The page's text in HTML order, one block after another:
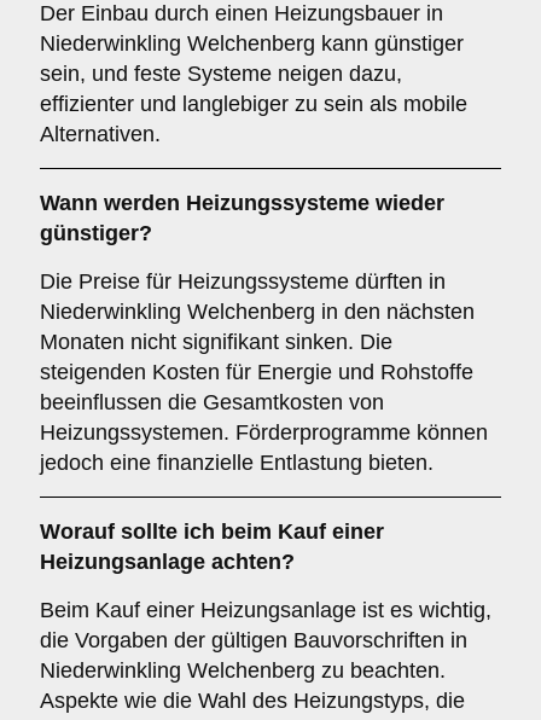
Der Einbau durch einen Heizungsbauer in
Niederwinkling Welchenberg kann günstiger
sein, und feste Systeme neigen dazu,
effizienter und langlebiger zu sein als mobile
Alternativen.
Wann werden Heizungssysteme wieder
günstiger?
Die Preise für Heizungssysteme dürften in
Niederwinkling Welchenberg in den nächsten
Monaten nicht signifikant sinken. Die
steigenden Kosten für Energie und Rohstoffe
beeinflussen die Gesamtkosten von
Heizungssystemen. Förderprogramme können
jedoch eine finanzielle Entlastung bieten.
Worauf sollte ich beim Kauf einer
Heizungsanlage achten?
Beim Kauf einer Heizungsanlage ist es wichtig,
die Vorgaben der gültigen Bauvorschriften in
Niederwinkling Welchenberg zu beachten.
Aspekte wie die Wahl des Heizungstyps, die